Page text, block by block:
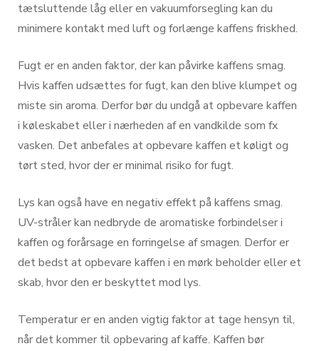
tætsluttende låg eller en vakuumforsegling kan du
minimere kontakt med luft og forlænge kaffens friskhed.
Fugt er en anden faktor, der kan påvirke kaffens smag.
Hvis kaffen udsættes for fugt, kan den blive klumpet og
miste sin aroma. Derfor bør du undgå at opbevare kaffen
i køleskabet eller i nærheden af en vandkilde som fx
vasken. Det anbefales at opbevare kaffen et køligt og
tørt sted, hvor der er minimal risiko for fugt.
Lys kan også have en negativ effekt på kaffens smag.
UV-stråler kan nedbryde de aromatiske forbindelser i
kaffen og forårsage en forringelse af smagen. Derfor er
det bedst at opbevare kaffen i en mørk beholder eller et
skab, hvor den er beskyttet mod lys.
Temperatur er en anden vigtig faktor at tage hensyn til,
når det kommer til opbevaring af kaffe. Kaffen bør